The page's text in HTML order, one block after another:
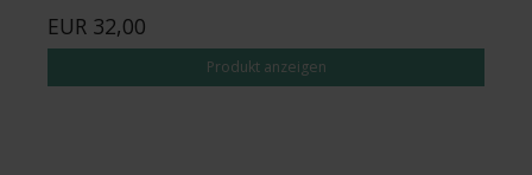
EUR 32,00
Produkt anzeigen